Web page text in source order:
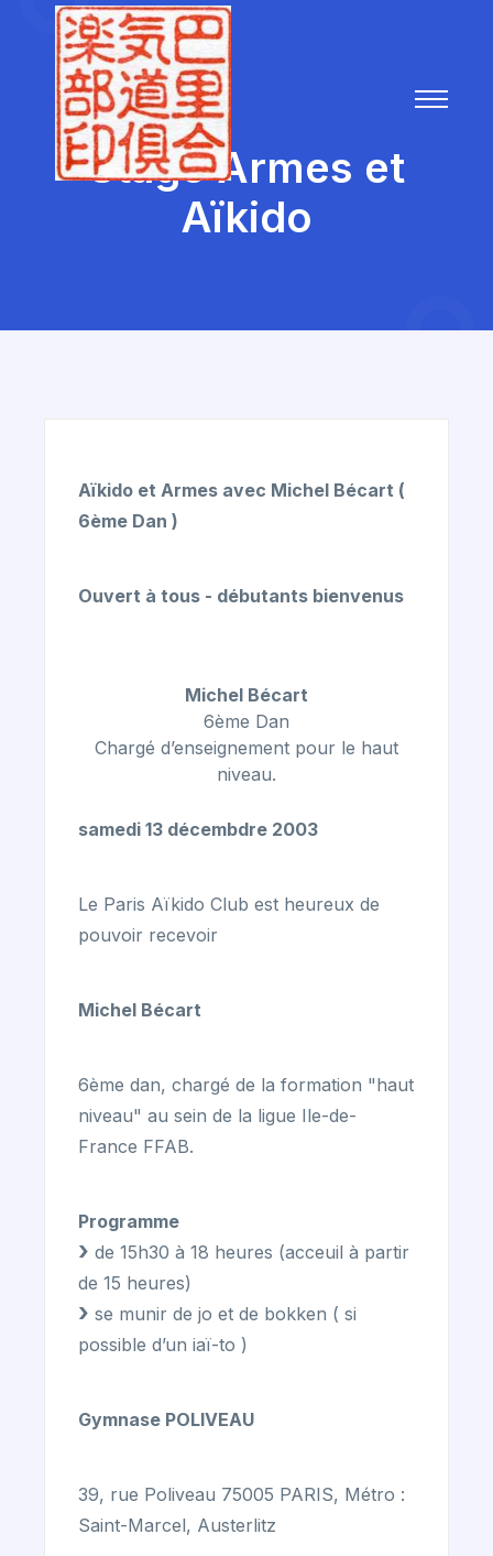
Stage Armes et
Aïkido
Aïkido et Armes avec Michel Bécart (
6ème Dan )
Ouvert à tous - débutants bienvenus
Michel Bécart
6ème Dan
Chargé d’enseignement pour le haut
niveau.
samedi 13 décembdre 2003
Le Paris Aïkido Club est heureux de
pouvoir recevoir
Michel Bécart
6ème dan, chargé de la formation "haut
niveau" au sein de la ligue Ile-de-
France FFAB.
Programme
de 15h30 à 18 heures (acceuil à partir
de 15 heures)
se munir de jo et de bokken ( si
possible d’un iaï-to )
Gymnase POLIVEAU
39, rue Poliveau 75005 PARIS, Métro :
Saint-Marcel, Austerlitz